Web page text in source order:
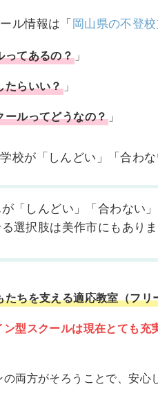
ル情報は「岡山県の不登
ってあるの？ 」
たらいい？」
ールってどうなの？ 」
校が「しんどい」「合わ
「しんどい」「合わない
選択肢は美作市にもありま
たちを支える適応教室（フリ
型スクールは現在とても
両方がそろうことで、安心